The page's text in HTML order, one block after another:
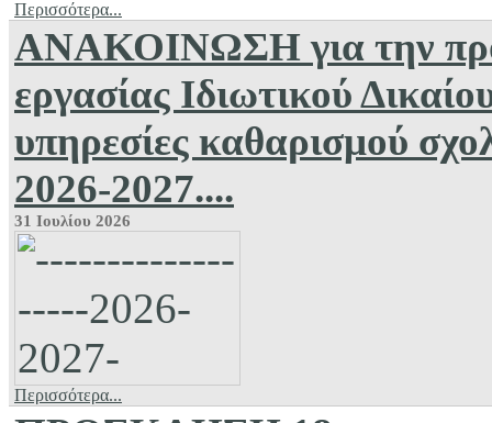
Περισσότερα...
ΑΝΑΚΟΙΝΩΣΗ για την
εργασίας Ιδιωτικού
υπηρεσίες καθαρισμού
2026-2027....
31 Ιουλίου 2026
Περισσότερα...